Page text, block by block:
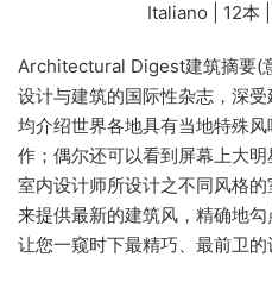
Italiano | 12本
Architectural Digest建筑摘要(
设计与建筑的国际性杂志，深
均介绍世界各地具有当地特殊
作；偶尔还可以看到屏幕上大
室内设计师所设计之不同风格
来提供最新的建筑风，精确地
让您一窥时下最精巧、最前卫的